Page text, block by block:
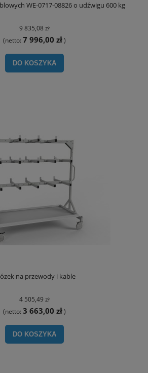
WE-0717-08826 o udźwigu 600 kg
9 835,08 zł
(netto: 7 996,00 zł)
DO KOSZYKA
na przewody i kable
4 505,49 zł
(netto: 3 663,00 zł)
DO KOSZYKA